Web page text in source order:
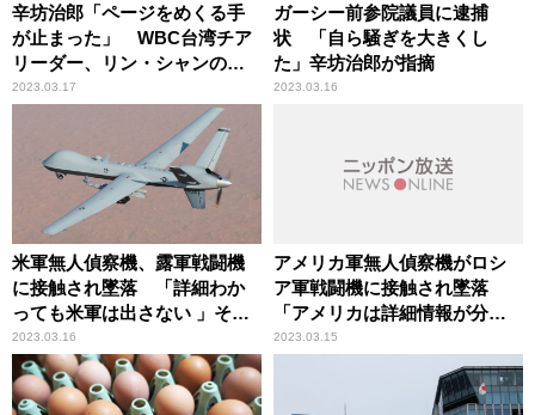
辛坊治郎「ページをめくる手
が止まった」 WBC台湾チア
リーダー、リン・シャンの写
真掲載紙を見て興奮隠せず
2023.03.17
ガーシー前参院議員に逮捕
状 「自ら騒ぎを大きくし
た」辛坊治郎が指摘
2023.03.16
米軍無人偵察機、露軍戦闘機
に接触され墜落 「詳細わか
っても米軍は出さない 」その
背景を辛坊治郎が指摘
2023.03.16
アメリカ軍無人偵察機がロシ
ア軍戦闘機に接触され墜落
「アメリカは詳細情報が分か
っていても、公にしない理由
がある」辛坊治郎が解説
2023.03.15